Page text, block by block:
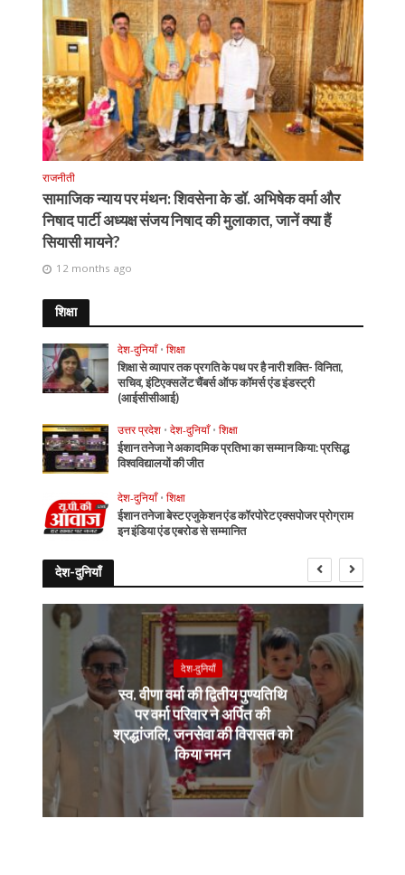
राजनीती
सामाजिक न्याय पर मंथन: शिवसेना के डॉ. अभिषेक वर्मा और
निषाद पार्टी अध्यक्ष संजय निषाद की मुलाकात, जानें क्या हैं
सियासी मायने?
12 months ago
शिक्षा
देश-दुनियाँ • शिक्षा
शिक्षा से व्यापार तक प्रगति के पथ पर है नारी शक्ति- विनिता,
सचिव, इंटिएक्सलेंट चैंबर्स ऑफ कॉमर्स एंड इंडस्ट्री
(आईसीसीआई)
उत्तर प्रदेश • देश-दुनियाँ • शिक्षा
ईशान तनेजा ने अकादमिक प्रतिभा का सम्मान किया: प्रसिद्ध
विश्वविद्यालयों की जीत
देश-दुनियाँ • शिक्षा
ईशान तनेजा बेस्ट एजुकेशन एंड कॉरपोरेट एक्सपोजर प्रोग्राम
इन इंडिया एंड एबरोड से सम्मानित
देश-दुनियाँ
देश-दुनियाँ
स्व. वीणा वर्मा की द्वितीय पुण्यतिथि
पर वर्मा परिवार ने अर्पित की
श्रद्धांजलि, जनसेवा की विरासत को
किया नमन